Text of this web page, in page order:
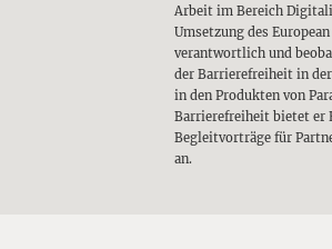
Arbeit im Bereich
Umsetzung des
verantwortlich und
der Barrierefreiheit in
in den Produkten von
Barrierefreiheit bietet er
Begleitvorträge für
an.